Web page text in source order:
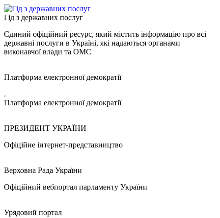
Гід з державних послуг
Єдиний офіційний ресурс, який містить інформацію про всі
державні послуги в Україні, які надаються органами
виконавчої влади та ОМС
Платформа електронної демократії
.
Платформа електронної демократії
ПРЕЗИДЕНТ УКРАЇНИ
Офіційне інтернет-представництво
Верховна Рада України
Офіційний вебпортал парламенту України
Урядовий портал